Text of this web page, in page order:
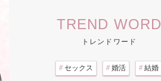
TREND WORD
トレンドワード
# セックス # 婚活 # 結婚